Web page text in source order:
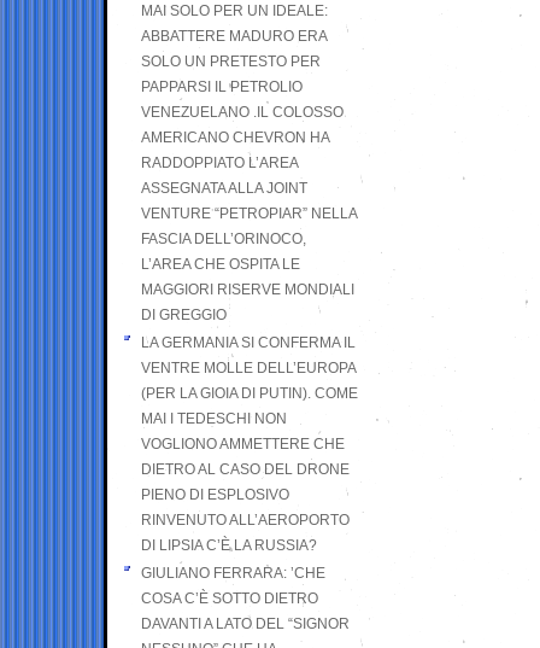
MAI SOLO PER UN IDEALE:
ABBATTERE MADURO ERA
SOLO UN PRETESTO PER
PAPPARSI IL PETROLIO
VENEZUELANO .IL COLOSSO
AMERICANO CHEVRON HA
RADDOPPIATO L’AREA
ASSEGNATA ALLA JOINT
VENTURE “PETROPIAR” NELLA
FASCIA DELL’ORINOCO,
L’AREA CHE OSPITA LE
MAGGIORI RISERVE MONDIALI
DI GREGGIO
LA GERMANIA SI CONFERMA IL
VENTRE MOLLE DELL’EUROPA
(PER LA GIOIA DI PUTIN). COME
MAI I TEDESCHI NON
VOGLIONO AMMETTERE CHE
DIETRO AL CASO DEL DRONE
PIENO DI ESPLOSIVO
RINVENUTO ALL’AEROPORTO
DI LIPSIA C’È LA RUSSIA?
GIULIANO FERRARA: ’CHE
COSA C’È SOTTO DIETRO
DAVANTI A LATO DEL “SIGNOR